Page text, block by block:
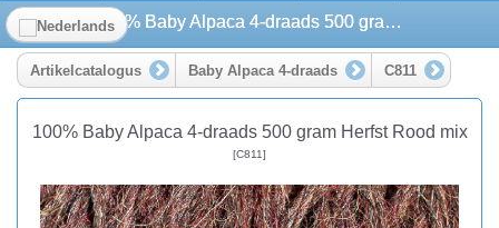
100% Baby Alpaca 4-draads 500 gram Herfst Rood mix
Artikelcatalogus Baby Alpaca 4-draads C811
100% Baby Alpaca 4-draads 500 gram Herfst Rood mix
[C811]